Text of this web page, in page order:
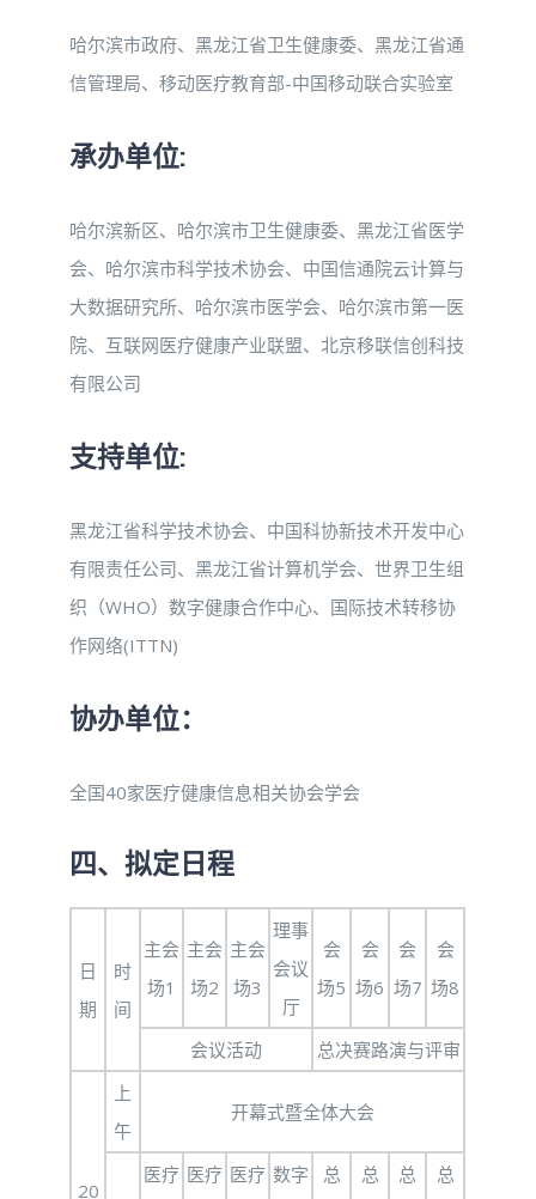
哈尔滨市政府、黑龙江省卫生健康委、黑龙江省通
信管理局、移动医疗教育部-中国移动联合实验室
承办单位:
哈尔滨新区、哈尔滨市卫生健康委、黑龙江省医学
会、哈尔滨市科学技术协会、中国信通院云计算与
大数据研究所、哈尔滨市医学会、哈尔滨市第一医
院、互联网医疗健康产业联盟、北京移联信创科技
有限公司
支持单位:
黑龙江省科学技术协会、中国科协新技术开发中心
有限责任公司、黑龙江省计算机学会、世界卫生组
织（WHO）数字健康合作中心、国际技术转移协
作网络(ITTN)
协办单位：
全国40家医疗健康信息相关协会学会
四、拟定日程
日
期
时
间
主会
场1
主会
场2
主会
场3
理事
会议
厅
会
场5
会
场6
会
场7
会
场8
会议活动 总决赛路演与评审
20
上
午
开幕式暨全体大会
医疗 医疗 医疗 数字 总 总 总 总